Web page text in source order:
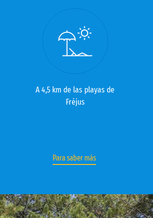
A 4,5 km de las playas de
Fréjus
Para saber más